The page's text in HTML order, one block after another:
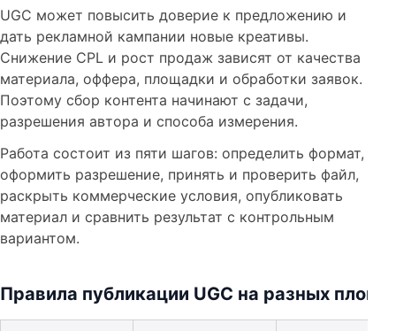
UGC может повысить доверие к предложению и
дать рекламной кампании новые креативы.
Снижение CPL и рост продаж зависят от качества
материала, оффера, площадки и обработки заявок.
Поэтому сбор контента начинают с задачи,
разрешения автора и способа измерения.
Работа состоит из пяти шагов: определить формат,
оформить разрешение, принять и проверить файл,
раскрыть коммерческие условия, опубликовать
материал и сравнить результат с контрольным
вариантом.
Правила публикации UGC на разных